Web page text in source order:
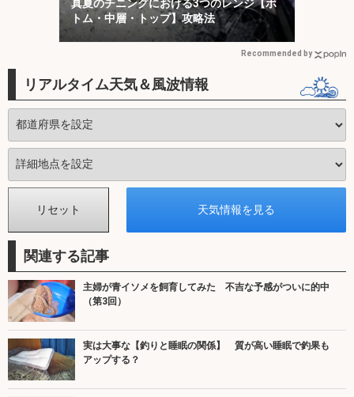
真夏のチニングにおける3つのレンジ【ボ
トム・中層・トップ】攻略法
Recommended by
リアルタイム天気＆風波情報
関連する記事
主婦が青イソメを飼育してみた 不吉な予感がついに的中
（第3回）
実は大事な【釣りと睡眠の関係】 質が高い睡眠で釣果も
アップする？